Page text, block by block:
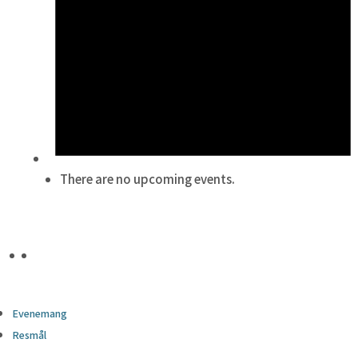
There are no upcoming events.
Evenemang
Resmål